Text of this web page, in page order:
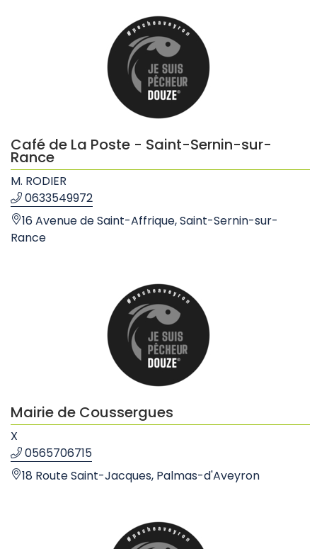
Café de La Poste - Saint-Sernin-sur-
Rance
M. RODIER
0633549972
16 Avenue de Saint-Affrique, Saint-Sernin-sur-
Rance
Mairie de Coussergues
X
0565706715
18 Route Saint-Jacques, Palmas-d'Aveyron